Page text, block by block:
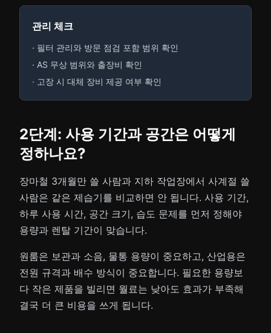
관리 체크
· 필터 관리와 방문 점검 포함 범위 확인
· AS 무상 범위와 출장비 확인
· 고장 시 대체 장비 제공 여부 확인
2단계: 사용 기간과 공간은 어떻게
정하나요?
장마철 3개월만 쓸 사람과 지하 작업장에서 사계절 쓸
사람은 같은 제습기를 비교하면 안 됩니다. 사용 기간,
하루 사용 시간, 공간 크기, 습도 문제를 먼저 정해야
용량과 렌탈 기간이 맞습니다.
원룸은 보관과 소음, 물통 용량이 중요하고, 산업용은
전원 규격과 배수 방식이 중요합니다. 필요한 용량보
다 작은 제품을 빌리면 월료는 낮아도 효과가 부족해
결국 더 큰 비용을 쓰게 됩니다.